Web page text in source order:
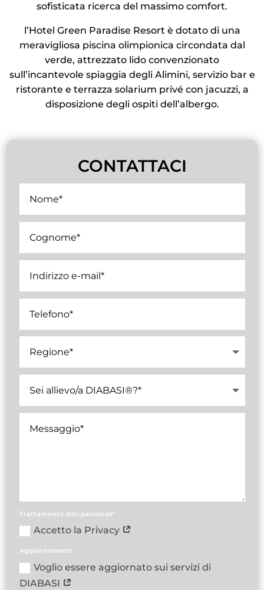
sofisticata ricerca del massimo comfort.
l’Hotel Green Paradise Resort è dotato di una
meravigliosa piscina olimpionica circondata dal
verde, attrezzato lido convenzionato
sull’incantevole spiaggia degli Alimini, servizio bar e
ristorante e terrazza solarium privé con jacuzzi, a
disposizione degli ospiti dell’albergo.
CONTATTACI
Trattamento dati personali*
Accetto la Privacy
Aggiornamenti
Voglio essere aggiornato sui servizi di
DIABASI